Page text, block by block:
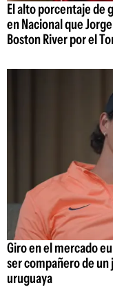
El alto porcentaje de
en Nacional que
Boston River por el
Giro en el mercado
ser compañero de
uruguaya